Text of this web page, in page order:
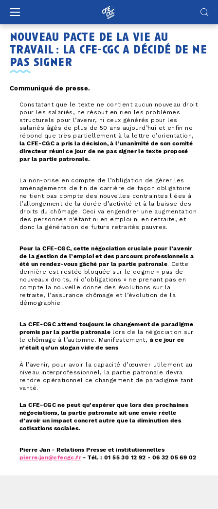
nouveau pacte de la vie au
travail : la cfe-cgc a décidé de ne
pas signer
Communiqué de presse.
Constatant que le texte ne contient aucun nouveau droit
pour les salariés, ne résout en rien les problèmes
structurels pour l’avenir, ni ceux générés pour les
salariés âgés de plus de 50 ans aujourd’hui et enfin ne
répond que très partiellement à la lettre d’orientation,
la CFE-CGC a pris la décision, à l’unanimité de son comité
directeur réuni ce jour de ne pas signer le texte proposé
par la partie patronale.
La non-prise en compte de l’obligation de gérer les
aménagements de fin de carrière de façon obligatoire
ne tient pas compte des nouvelles contraintes liées à
l’allongement de la durée d’activité et à la baisse des
droits du chômage. Ceci va engendrer une augmentation
des personnes n'étant ni en emploi ni en retraite, et
donc la génération de futurs retraités pauvres.
Pour la CFE-CGC, cette négociation cruciale pour l’avenir
de la gestion de l’emploi et des parcours professionnels a
été un rendez-vous gâché par la partie patronale. Cette
dernière est restée bloquée sur le dogme « pas de
nouveaux droits, ni d’obligations » ne prenant pas en
compte la nouvelle donne des évolutions sur la
retraite, l’assurance chômage et l’évolution de la
démographie.
La CFE-CGC attend toujours le changement de paradigme
promis par la partie patronale lors de la négociation sur
le chômage à l’automne. Manifestement, à ce jour ce
n’était qu’un slogan vide de sens.
À l’avenir, pour avoir la capacité d’œuvrer utilement au
niveau interprofessionnel, la partie patronale devra
rendre opérationnel ce changement de paradigme tant
vanté.
La CFE-CGC ne peut qu’espérer que lors des prochaines
négociations, la partie patronale ait une envie réelle
d’avoir un impact concret autre que la diminution des
cotisations sociales.
​Pierre Jan - Relations Presse et institutionnelles
pierre.jan@cfecgc.fr - Tél. : 01 55 30 12 92 - 06 32 05 69 02
Panneau de gestion des cookies